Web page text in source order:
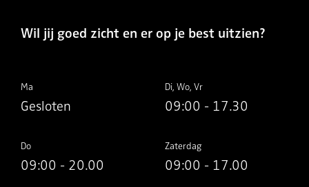
Wil jij goed zicht en er op je best uitzien?
Ma
Gesloten
Di, Wo, Vr
09:00 - 17.30
Do
09:00 - 20.00
Zaterdag
09:00 - 17.00